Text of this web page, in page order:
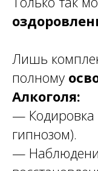
Лишь
полному
Алкоголя:
— Кодировка
гипнозом).
—